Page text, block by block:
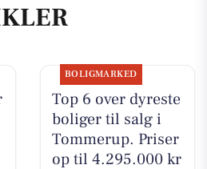
BOLIGMARKED
Top 6 over dyreste
boliger til salg i
Tommerup. Priser
op til 4.295.000 kr